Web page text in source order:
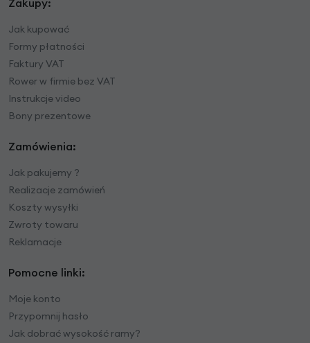
Jak kupować
Formy płatności
Faktury VAT
Rower w firmie bez VAT
Instrukcje video
Bony prezentowe
Zamówienia:
Jak pakujemy ?
Realizacje zamówień
Koszty wysyłki
Zwroty towaru
Reklamacje
Pomocne linki:
Moje konto
Przypomnij hasło
Jak dobrać wysokość ramy?